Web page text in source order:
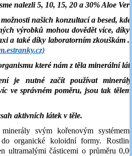
nalezli 5, 10, 15, 20 a 30% Aloe
našich konzultací a besed,
výrobků mohou dovědět více, díky
a také díky laboratorním zkouškám
které nám z těla minerální
je nutné začít používat minerály
ve správném poměru, jsou tak
aktivních látek v těle.
svým kořenovým systémem
organické koloidní formy.
ultramalými částicemi o průměru